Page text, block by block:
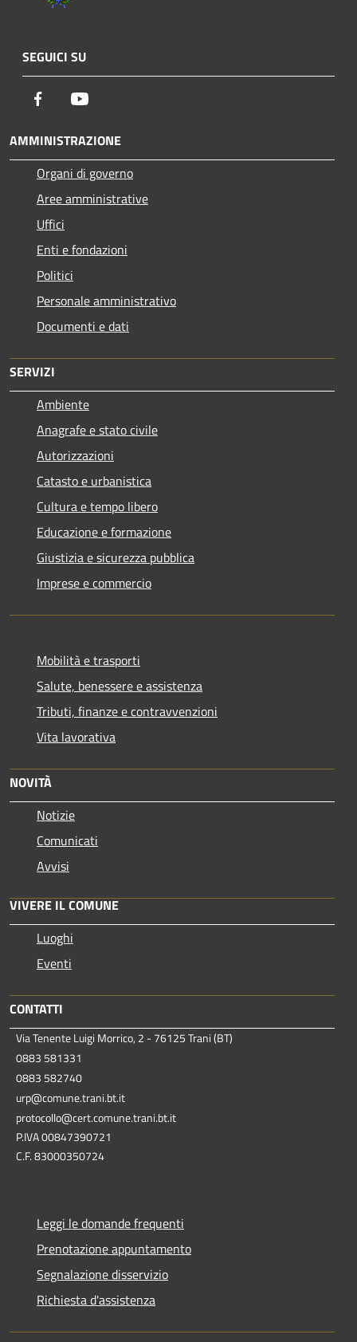
SEGUICI SU
Facebook
AMMINISTRAZIONE
Organi di governo
Aree amministrative
Uffici
Enti e fondazioni
Politici
Personale amministrativo
Documenti e dati
SERVIZI
Ambiente
Anagrafe e stato civile
Autorizzazioni
Catasto e urbanistica
Cultura e tempo libero
Educazione e formazione
Giustizia e sicurezza pubblica
Imprese e commercio
Mobilità e trasporti
Salute, benessere e assistenza
Tributi, finanze e contravvenzioni
Vita lavorativa
NOVITÀ
Notizie
Comunicati
Avvisi
VIVERE IL COMUNE
Luoghi
Eventi
CONTATTI
Via Tenente Luigi Morrico, 2 - 76125 Trani (BT)
0883 581331
0883 582740
urp@comune.trani.bt.it
protocollo@cert.comune.trani.bt.it
P.IVA 00847390721
C.F. 83000350724
Leggi le domande frequenti
Prenotazione appuntamento
Segnalazione disservizio
Richiesta d'assistenza